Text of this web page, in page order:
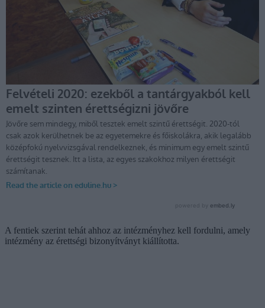
A fentiek szerint tehát ahhoz az intézményhez kell fordulni, amely
intézmény az érettségi bizonyítványt kiállította.